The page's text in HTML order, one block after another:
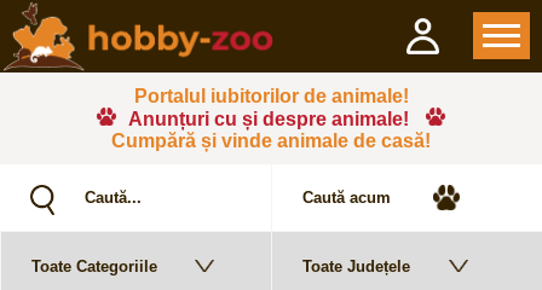
Portalul iubitorilor de animale!
Anunțuri cu și despre animale!
Cumpără și vinde animale de casă!